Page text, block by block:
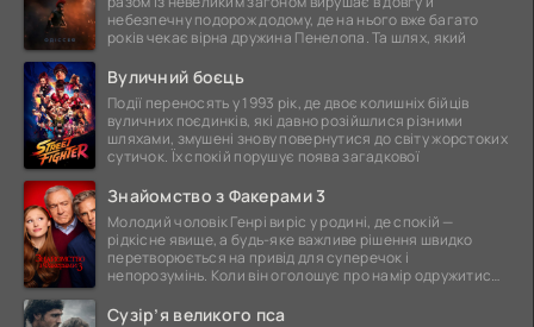
небезпечну подорож додому, де на нього вже багато
років чекає вірна дружина Пенелопа. Та шлях, який
Вуличний боєць
Події переносять у 1993 рік, де двоє колишніх бійців
вуличних поєдинків, які давно розійшлися різними
шляхами, змушені знову повернутися до світу жорстоких
сутичок. Їх спокій порушує поява загадкової
Знайомство з Факерами 3
Молодий чоловік Генрі виріс у родині, де спокій —
рідкісне явище, а будь-яке важливе рішення швидко
перетворюється на привід для суперечок і
непорозумінь. Коли він оголошує про намір одружитися,
Сузір’я великого пса